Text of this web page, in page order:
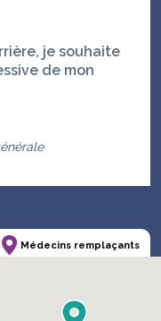
je souhaite
de mon
Médecins remplaçants